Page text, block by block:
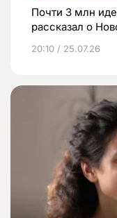
Почти 3 млн
рассказал о
20:10 / 25.07.26